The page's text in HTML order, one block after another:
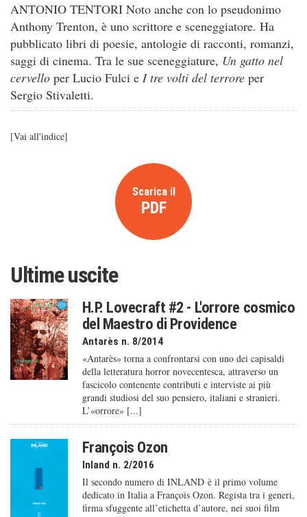
ANTONIO TENTORI Noto anche con lo pseudonimo
Anthony Trenton, è uno scrittore e sceneggiatore. Ha
pubblicato libri di poesie, antologie di racconti, romanzi,
saggi di cinema. Tra le sue sceneggiature, Un gatto nel
cervello per Lucio Fulci e I tre volti del terrore per
Sergio Stivaletti.
[Vai all'indice]
Scarica il
PDF
Ultime uscite
H.P. Lovecraft #2 - L'orrore cosmico
del Maestro di Providence
Antarès n. 8/2014
«Antarès» torna a confrontarsi con uno dei capisaldi
della letteratura horror novecentesca, attraverso un
fascicolo contenente contributi e interviste ai più
grandi studiosi del suo pensiero, italiani e stranieri.
L’«orrore» [...]
François Ozon
Inland n. 2/2016
Il secondo numero di INLAND è il primo volume
dedicato in Italia a François Ozon. Regista tra i generi,
firma sfuggente all’etichetta d’autore, nei suoi film